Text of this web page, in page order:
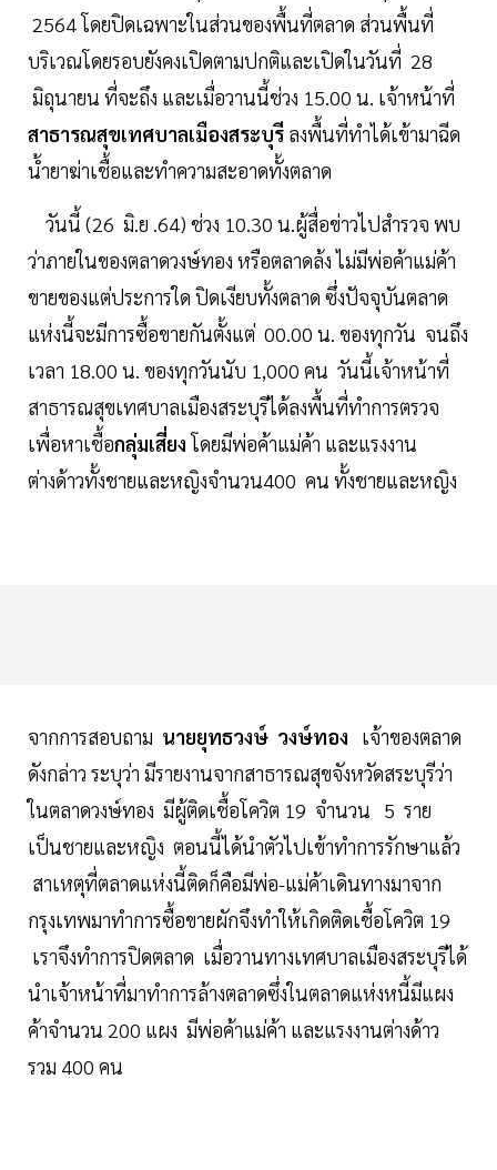
2564 โดยปิดเฉพาะในส่วนของพื้นที่ตลาด ส่วนพื้นที่
บริเวณโดยรอบยังคงเปิดตามปกติและเปิดในวันที่ 28
มิถุนายน ที่จะถึง และเมื่อวานนี้ช่วง 15.00 น. เจ้าหน้าที่
สาธารณสุขเทศบาลเมืองสระบุรี ลงพื้นที่ทำได้เข้ามาฉีด
น้ำยาฆ่าเชื้อและทำความสะอาดทั้งตลาด
วันนี้ (26 มิ.ย .64) ช่วง 10.30 น.ผู้สื่อข่าวไปสำรวจ พบ
ว่าภายในของตลาดวงษ์ทอง หรือตลาดล้ง ไม่มีพ่อค้าแม่ค้า
ขายของแต่ประการใด ปิดเงียบทั้งตลาด ซึ่งปัจจุบันตลาด
แห่งนี้จะมีการซื้อขายกันตั้งแต่ 00.00 น. ของทุกวัน จนถึง
เวลา 18.00 น. ของทุกวันนับ 1,000 คน วันนี้เจ้าหน้าที่
สาธารณสุขเทศบาลเมืองสระบุรีได้ลงพื้นที่ทำการตรวจ
เพื่อหาเชื้อกลุ่มเสี่ยงโดยมีพ่อค้าแม่ค้า และแรงงาน
ต่างด้าวทั้งชายและหญิงจำนวน400 คน ทั้งชายและหญิง
จากการสอบถาม นายยุทธวงษ์ วงษ์ทอง
เจ้าของตลาด
ดังกล่าว ระบุว่า มีรายงานจากสาธารณสุขจังหวัดสระบุรีว่า
ในตลาดวงษ์ทอง มีผู้ติดเชื้อโควิต 19 จำนวน 5 ราย
เป็นชายและหญิง ตอนนี้ได้นำตัวไปเข้าทำการรักษาแล้ว
สาเหตุที่ตลาดแห่งนี้ติดก็คือมีพ่อ-แม่ค้าเดินทางมาจาก
กรุงเทพมาทำการซื้อขายผักจึงทำให้เกิดติดเชื้อโควิต 19
เราจึงทำการปิดตลาด เมื่อวานทางเทศบาลเมืองสระบุรีได้
นำเจ้าหน้าที่มาทำการล้างตลาดซึ่งในตลาดแห่งหนี้มีแผง
ค้าจำนวน 200 แผง มีพ่อค้าแม่ค้า และแรงงานต่างด้าว
รวม 400 คน